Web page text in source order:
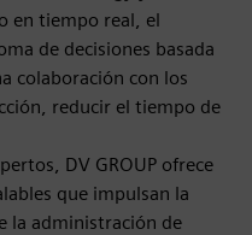
en tiempo real, el
de decisiones basada
colaboración con los
reducir el tiempo de
DV GROUP ofrece
que impulsan la
la administración de